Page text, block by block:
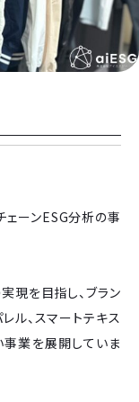
ーンESG分析の事
現を目指し、ブラン
ル、スマートテキス
事業を展開していま